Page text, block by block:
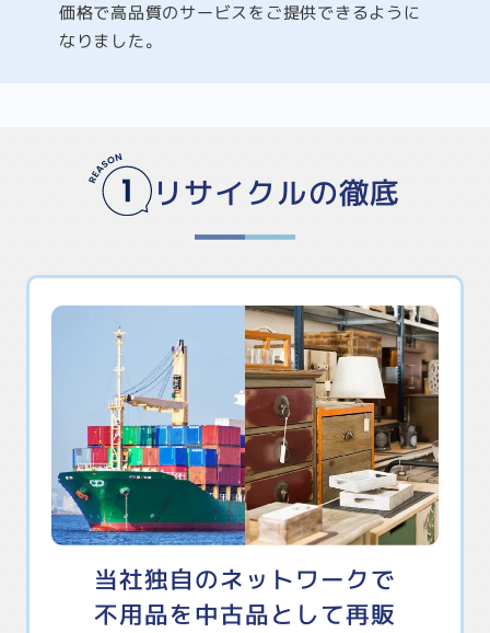
価格で高品質のサービスをご提供できるように
なりました。
リサイクルの徹底
当社独自のネットワークで
不用品を中古品として再販